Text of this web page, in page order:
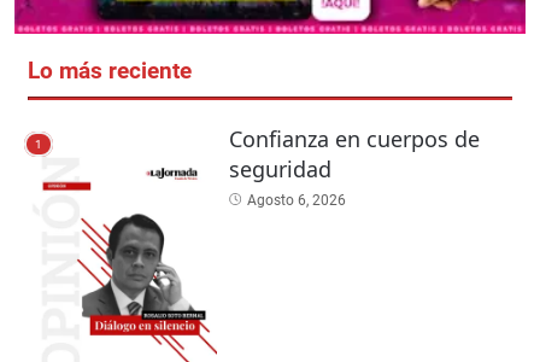
Lo más reciente
1
Confianza en cuerpos de
seguridad
Agosto 6, 2026